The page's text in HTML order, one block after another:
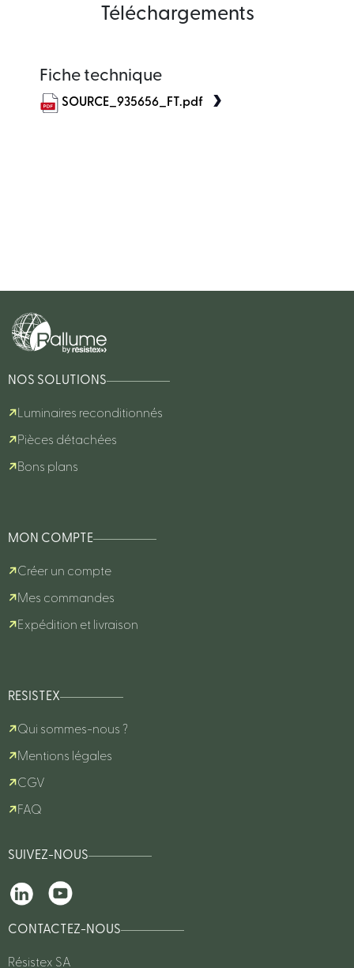
Téléchargements
Fiche technique
SOURCE_935656_FT.pdf
NOS SOLUTIONS
Luminaires reconditionnés
Pièces détachées
Bons plans
MON COMPTE
Créer un compte
Mes commandes
Expédition et livraison
RESISTEX
Qui sommes-nous ?
Mentions légales
CGV
FAQ
SUIVEZ-NOUS
CONTACTEZ-NOUS
Résistex SA